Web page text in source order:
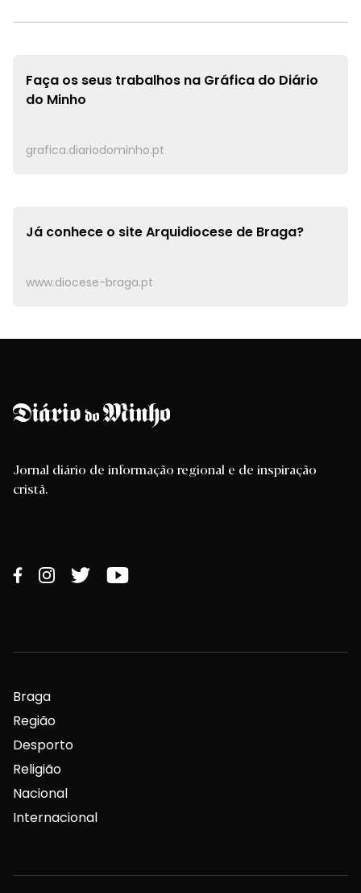
Faça os seus trabalhos na Gráfica do Diário
do Minho
grafica.diariodominho.pt
Já conhece o siteArquidiocese de Braga?
www.diocese-braga.pt
Jornal diário de informação regional e de inspiração
cristã.
Braga
Região
Desporto
Religião
Nacional
Internacional